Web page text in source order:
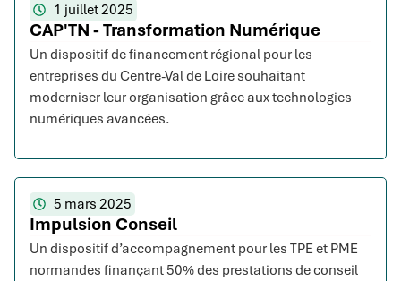
1 juillet 2025
CAP'TN - Transformation Numérique
Un dispositif de financement régional pour les
entreprises du Centre-Val de Loire souhaitant
moderniser leur organisation grâce aux technologies
numériques avancées.
5 mars 2025
Impulsion Conseil
Un dispositif d’accompagnement pour les TPE et PME
normandes finançant 50% des prestations de conseil